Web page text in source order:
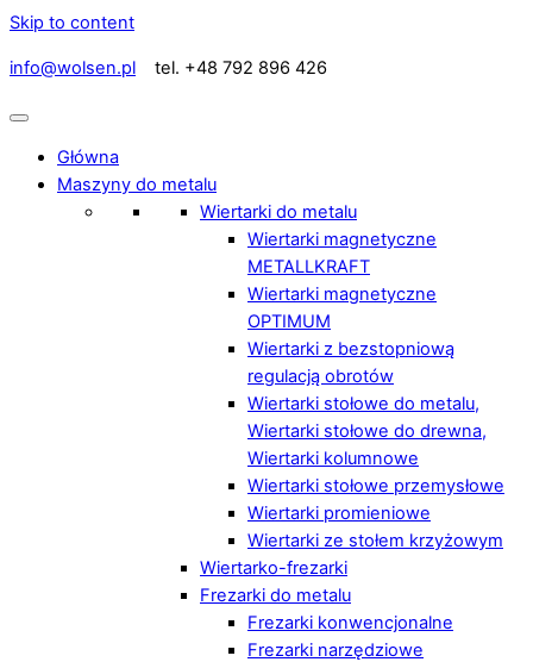
Skip to content
info@wolsen.pl tel. +48 792 896 426
Główna
Maszyny do metalu
Wiertarki do metalu
Wiertarki magnetyczne
METALLKRAFT
Wiertarki magnetyczne
OPTIMUM
Wiertarki z bezstopniową
regulacją obrotów
Wiertarki stołowe do metalu,
Wiertarki stołowe do drewna,
Wiertarki kolumnowe
Wiertarki stołowe przemysłowe
Wiertarki promieniowe
Wiertarki ze stołem krzyżowym
Wiertarko-frezarki
Frezarki do metalu
Frezarki konwencjonalne
Frezarki narzędziowe